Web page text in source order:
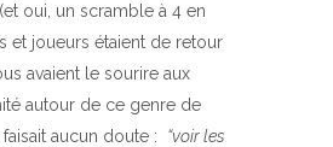
oui, un scramble à 4 en
et joueurs étaient de retour
avaient le sourire aux
autour de ce genre de
aucun doute : “voir les